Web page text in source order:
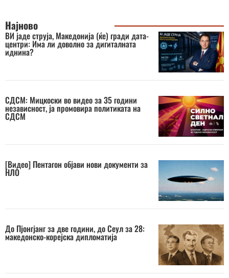
Најново
ВИ јаде струја, Македонија (ќе) гради дата-
центри: Има ли доволно за дигиталната
иднина?
СДСМ: Мицкоски во видео за 35 години
независност, ја промовира политиката на
СДСМ
[Видео] Пентагон објави нови документи за
НЛО
До Пјонгјанг за две години, до Сеул за 28:
македонско-корејска дипломатија